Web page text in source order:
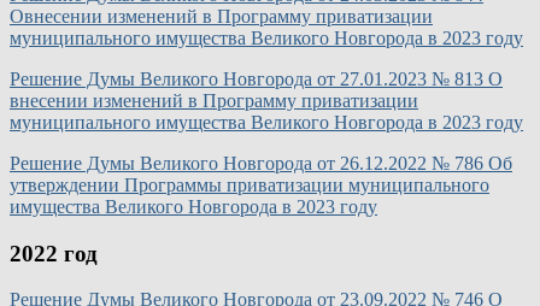
Овнесении изменений в Программу приватизации
муниципального имущества Великого Новгорода в 2023 году
Решение Думы Великого Новгорода от 27.01.2023 № 813 О
внесении изменений в Программу приватизации
муниципального имущества Великого Новгорода в 2023 году
Решение Думы Великого Новгорода от 26.12.2022 № 786 Об
утверждении Программы приватизации муниципального
имущества Великого Новгорода в 2023 году
2022 год
Решение Думы Великого Новгорода от 23.09.2022 № 746 О